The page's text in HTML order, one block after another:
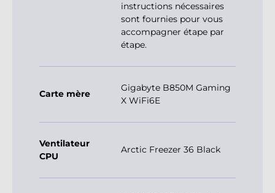
instructions nécessaires
sont fournies pour vous
accompagner étape par
étape.
Carte mère
Gigabyte B850M Gaming
X WiFi6E
Ventilateur
CPU
Arctic Freezer 36 Black